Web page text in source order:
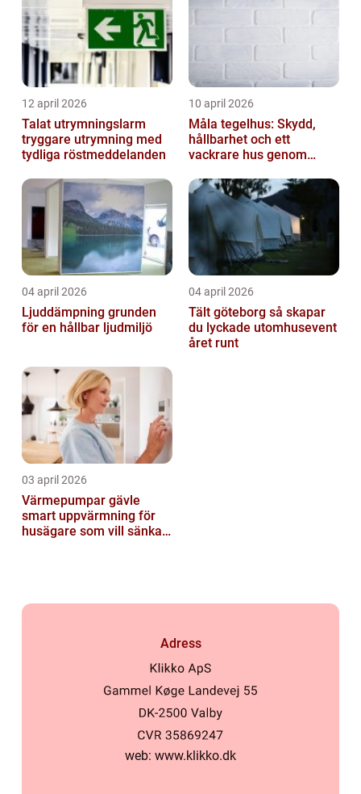
12 april 2026
Talat utrymningslarm
tryggare utrymning med
tydliga röstmeddelanden
10 april 2026
Måla tegelhus: Skydd,
hållbarhet och ett
vackrare hus genom
04 april 2026
Ljuddämpning grunden
för en hållbar ljudmiljö
04 april 2026
Tält göteborg så skapar
du lyckade utomhusevent
året runt
03 april 2026
Värmepumpar gävle
smart uppvärmning för
husägare som vill sänka
Adress
web: www.klikko.dk